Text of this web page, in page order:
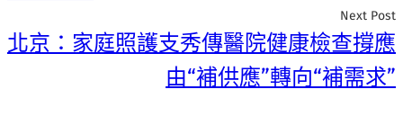
Next Post
北京：家庭照護支秀傳醫院健康檢查撐應
由“補供應”轉向“補需求”